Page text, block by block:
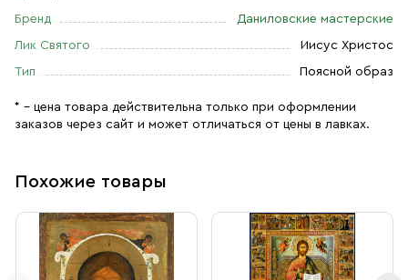
Бренд Даниловские мастерские
Лик Святого Иисус Христос
Тип Поясной образ
* – цена товара действительна только при оформлении
заказов через сайт и может отличаться от цены в лавках.
Похожие товары